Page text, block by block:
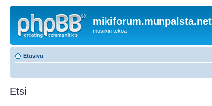
mikiforum.munpalsta.net
musiikin tekoa
Etusivu
Etsi